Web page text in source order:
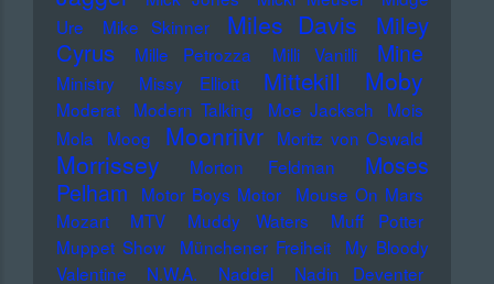
Ure
Mike Skinner Miles Davis
Miley
Cyrus
Mille Petrozza Milli Vanilli Mine
Ministry Missy Elliott Mittekill Moby
Moderat Modern Talking Moe Jacksch
Mois
Mola
Moog Moonriivr Moritz von Oswald
Morrissey Morton Feldman
Moses
Pelham
Motor Boys Motor
Mouse On Mars
Mozart
MTV Muddy Waters
Muff Potter
Muppet Show
Münchener Freiheit
My Bloody
Valentine
N.W.A. Naddel Nadin Deventer